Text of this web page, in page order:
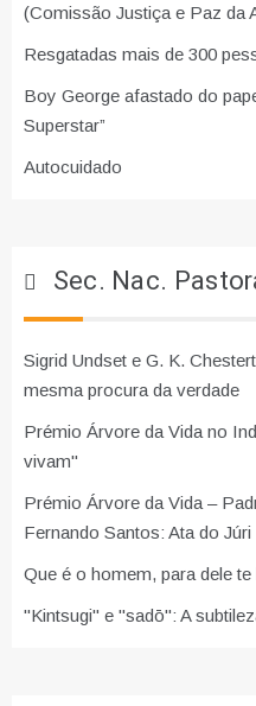
(Comissão Justiça e Paz da
Resgatadas mais de 300
Boy George afastado do
Superstar”
Autocuidado
Sec. Nac.
Sigrid Undset e G. K.
mesma procura da verdade
Prémio Árvore da Vida no
vivam"
Prémio Árvore da Vida –
Fernando Santos: Ata do Júri
Que é o homem, para dele
"Kintsugi" e "sadō": A